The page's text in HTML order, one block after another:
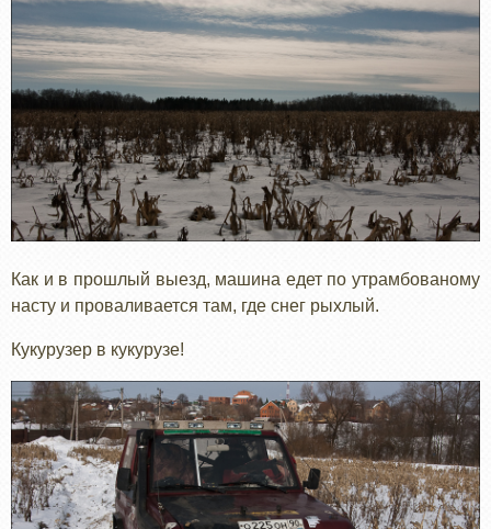
Как и в прошлый выезд, машина едет по утрамбованому
насту и проваливается там, где снег рыхлый.
Кукурузер в кукурузе!